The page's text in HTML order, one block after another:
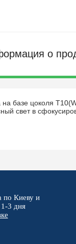
о
базе цоколя
свет в
по Киеву и
3 дня